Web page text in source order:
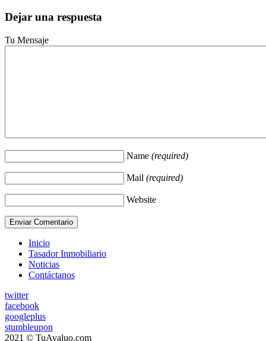
Dejar una respuesta
Tu Mensaje
Name (required)
Mail (required)
Website
Inicio
Tasador Inmobiliario
Noticias
Contáctanos
twitter
facebook
googleplus
stumbleupon
2021 © TuAvaluo.com